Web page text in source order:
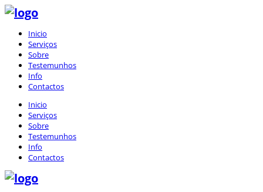
Inicio
Serviços
Sobre
Testemunhos
Info
Contactos
Inicio
Serviços
Sobre
Testemunhos
Info
Contactos